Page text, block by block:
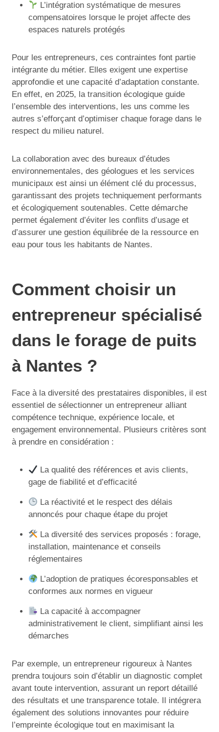
L’intégration systématique de mesures
compensatoires lorsque le projet affecte des
espaces naturels protégés
Pour les entrepreneurs, ces contraintes font partie
intégrante du métier. Elles exigent une expertise
approfondie et une capacité d’adaptation constante.
En effet, en 2025, la transition écologique guide
l’ensemble des interventions, les uns comme les
autres s’efforçant d’optimiser chaque forage dans le
respect du milieu naturel.
La collaboration avec des bureaux d’études
environnementales, des géologues et les services
municipaux est ainsi un élément clé du processus,
garantissant des projets techniquement performants
et écologiquement soutenables. Cette démarche
permet également d’éviter les conflits d’usage et
d’assurer une gestion équilibrée de la ressource en
eau pour tous les habitants de Nantes.
Comment choisir un
entrepreneur spécialisé
dans le forage de puits
à Nantes ?
Face à la diversité des prestataires disponibles, il est
essentiel de sélectionner un entrepreneur alliant
compétence technique, expérience locale, et
engagement environnemental. Plusieurs critères sont
à prendre en considération :
La qualité des références et avis clients,
gage de fiabilité et d’efficacité
La réactivité et le respect des délais
annoncés pour chaque étape du projet
La diversité des services proposés : forage,
installation, maintenance et conseils
réglementaires
L’adoption de pratiques écoresponsables et
conformes aux normes en vigueur
La capacité à accompagner
administrativement le client, simplifiant ainsi les
démarches
Par exemple, un entrepreneur rigoureux à Nantes
prendra toujours soin d’établir un diagnostic complet
avant toute intervention, assurant un report détaillé
des résultats et une transparence totale. Il intégrera
également des solutions innovantes pour réduire
l’empreinte écologique tout en maximisant la